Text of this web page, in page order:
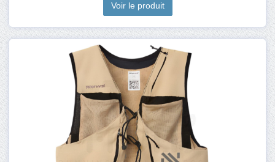
Voir le produit